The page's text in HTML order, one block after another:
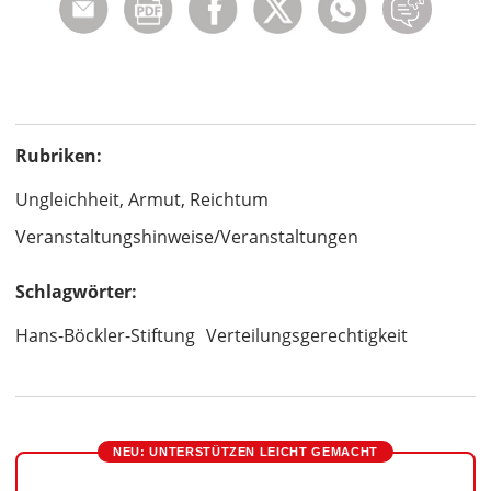
Rubriken:
Ungleichheit, Armut, Reichtum
Veranstaltungshinweise/Veranstaltungen
Schlagwörter:
Hans-Böckler-Stiftung Verteilungsgerechtigkeit
NEU: UNTERSTÜTZEN LEICHT GEMACHT